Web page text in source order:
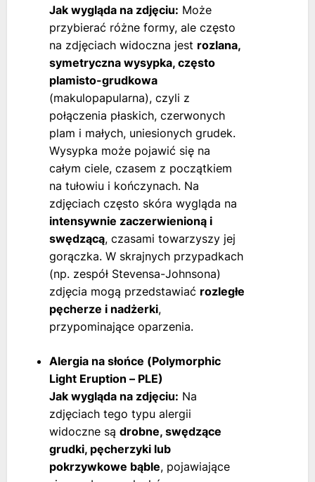
Jak wygląda na zdjęciu: Może
przybierać różne formy, ale często
na zdjęciach widoczna jest rozlana,
symetryczna wysypka, często
plamisto-grudkowa
(makulopapularna), czyli z
połączenia płaskich, czerwonych
plam i małych, uniesionych grudek.
Wysypka może pojawić się na
całym ciele, czasem z początkiem
na tułowiu i kończynach. Na
zdjęciach często skóra wygląda na
intensywnie zaczerwienioną i
swędzącą, czasami towarzyszy jej
gorączka. W skrajnych przypadkach
(np. zespół Stevensa-Johnsona)
zdjęcia mogą przedstawiać rozległe
pęcherze i nadżerki,
przypominające oparzenia.
Alergia na słońce (Polymorphic
Light Eruption – PLE)
Jak wygląda na zdjęciu: Na
zdjęciach tego typu alergii
widoczne są drobne, swędzące
grudki, pęcherzyki lub
pokrzywkowe bąble, pojawiające